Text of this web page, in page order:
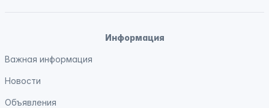
Информация
Важная информация
Новости
Объявления